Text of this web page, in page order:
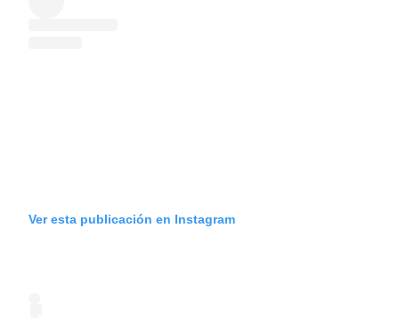
Ver esta publicación en Instagram